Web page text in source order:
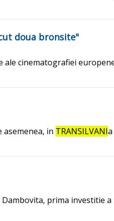
doua bronsite"
ale cinematografiei
asemenea, in TRANSILVANI
prima investitie